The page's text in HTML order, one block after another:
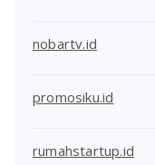
nobartv.id
promosiku.id
rumahstartup.id